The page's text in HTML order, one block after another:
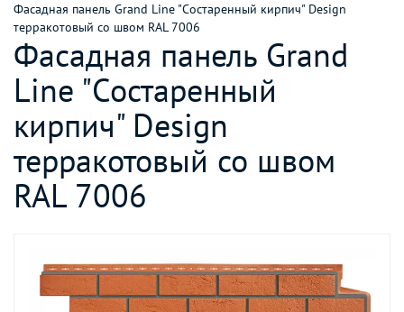
Фасадная панель Grand Line "Состаренный кирпич" Design
терракотовый со швом RAL 7006
Фасадная панель Grand
Line "Состаренный
кирпич" Design
терракотовый со швом
RAL 7006